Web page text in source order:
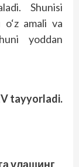
Shunisi
amali va
yoddan
tayyorladi.
улашинг